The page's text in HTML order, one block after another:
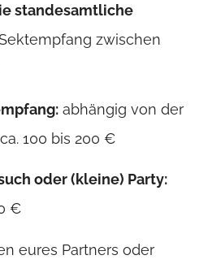
standesamtliche
zwischen
abhängig von der
100 bis 200 €
oder (kleine) Party:
€
eures Partners oder